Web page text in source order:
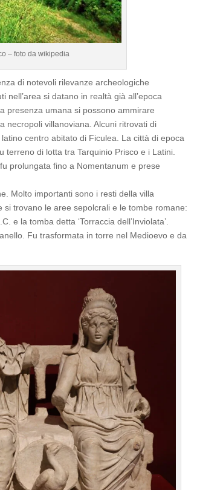
– foto da wikipedia
di notevoli rilevanze archeologiche
si datano in realtà già all’epoca
presenza umana si possono ammirare
necropoli villanoviana. Alcuni ritrovati di
centro abitato di Ficulea. La città di epoca
di lotta tra Tarquinio Prisco e i Latini.
prolungata fino a Nomentanum e prese
Molto importanti sono i resti della villa
si trovano le aree sepolcrali e le tombe romane:
e la tomba detta ‘Torraccia dell’Inviolata’.
Fu trasformata in torre nel Medioevo e da